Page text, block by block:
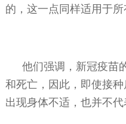
的，这一点同样适用于所
他们强调，新冠疫苗
和死亡，因此，即使接
出现身体不适，也并不代